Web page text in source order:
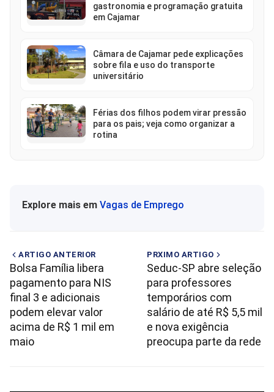
gastronomia e programação gratuita
em Cajamar
Câmara de Cajamar pede explicações
sobre fila e uso do transporte
universitário
Férias dos filhos podem virar pressão
para os pais; veja como organizar a
rotina
Explore mais em Vagas de Emprego
ARTIGO ANTERIOR
Bolsa Família libera
pagamento para NIS
final 3 e adicionais
podem elevar valor
acima de R$ 1 mil em
maio
PRXIMO ARTIGO
Seduc-SP abre seleção
para professores
temporários com
salário de até R$ 5,5 mil
e nova exigência
preocupa parte da rede